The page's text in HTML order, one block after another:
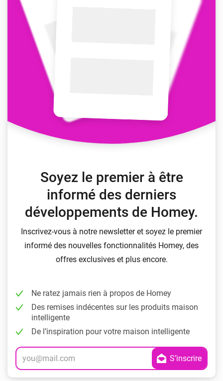
Soyez le premier à être
informé des derniers
développements de Homey.
Inscrivez-vous à notre newsletter et soyez le premier
informé des nouvelles fonctionnalités Homey, des
offres exclusives et plus encore.
Ne ratez jamais rien à propos de Homey
Des remises indécentes sur les produits maison
intelligente
De l’inspiration pour votre maison intelligente